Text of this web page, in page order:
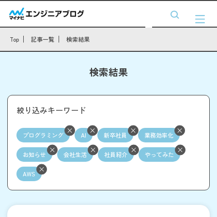
Top 記事一覧 検索結果
検索結果
絞り込みキーワード
プログラミング AI 新卒社員 業務効率化
お知らせ 会社生活 社員紹介 やってみた
AWS